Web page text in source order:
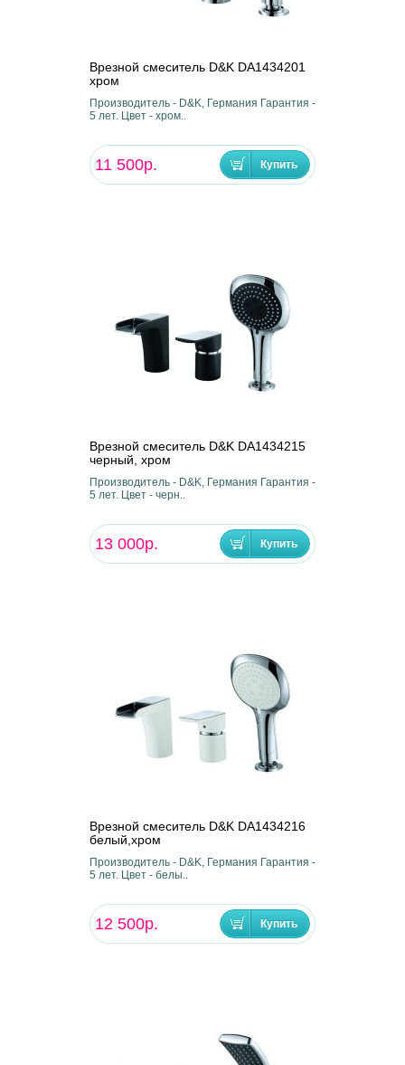
Врезной смеситель D&K DA1434201
хром
Производитель - D&K, Германия Гарантия -
5 лет. Цвет - хром..
11 500р.
Врезной смеситель D&K DA1434215
черный, хром
Производитель - D&K, Германия Гарантия -
5 лет. Цвет - черн..
13 000р.
Врезной смеситель D&K DA1434216
белый,хром
Производитель - D&K, Германия Гарантия -
5 лет. Цвет - белы..
12 500р.